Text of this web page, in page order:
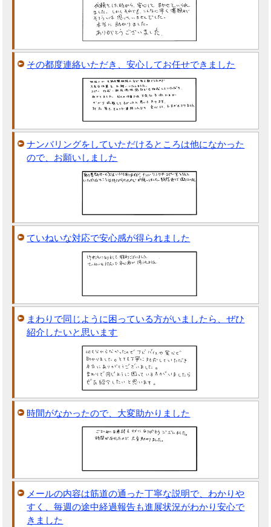
その都度連絡いただき、安心してお任せできました
ナンバリングをしていただけるところは他になかった
ので、お願いしました
ていねいな対応で安心感が得られました
まわりで同じように困っている方がいましたら、ぜひ
紹介したいと思います
時間がなかったので、大変助かりました
メールの内容は筋道の通った丁寧な説明で、わかりや
すく、毎週の途中経過報告も進展状況がわかり安心で
きました